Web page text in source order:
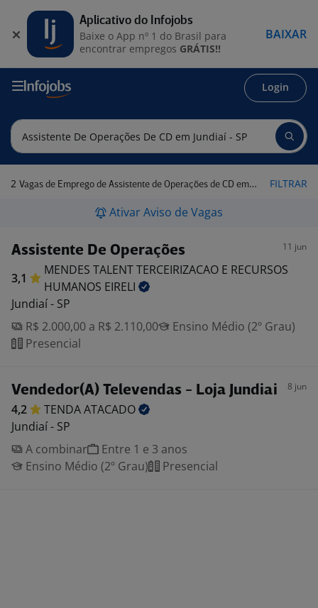
Login
2 Vagas de Emprego de Assistente de Operações de CD em Jundiaí - SP FILTRAR
Ativar Aviso de Vagas
Assistente De Operações 11 jun
3,1
MENDES TALENT TERCEIRIZACAO E RECURSOS
HUMANOS EIRELI
Jundiaí - SP
R$ 2.000,00 a R$ 2.110,00
Ensino Médio (2º Grau)
Presencial
Vendedor(A) Televendas - Loja Jundiai 8 jun
4,2 TENDAATACADO
Jundiaí - SP
A combinar
Entre 1 e 3 anos
Ensino Médio (2º Grau)
Presencial
Aplicativo do Infojobs
Baixe o App nº 1 do Brasil para
encontrar empregos GRÁTIS!!
BAIXAR